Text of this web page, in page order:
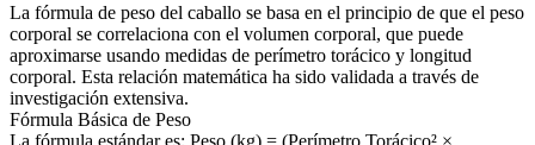
La fórmula de peso del caballo se basa en el principio de que el peso
corporal se correlaciona con el volumen corporal, que puede
aproximarse usando medidas de perímetro torácico y longitud
corporal. Esta relación matemática ha sido validada a través de
investigación extensiva.
Fórmula Básica de Peso
La fórmula estándar es: Peso (kg) = (Perímetro Torácico² ×